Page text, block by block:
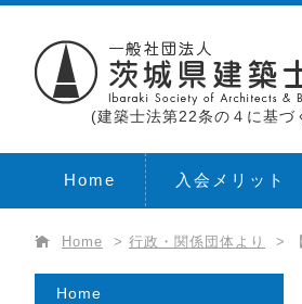
(建築士法第22条の４に基づ
Home 入会メリット
Home > 行政・関係団体より >
Home